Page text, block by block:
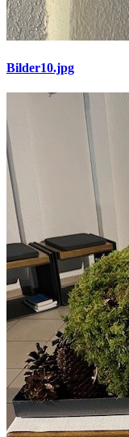
Bilder10.jpg